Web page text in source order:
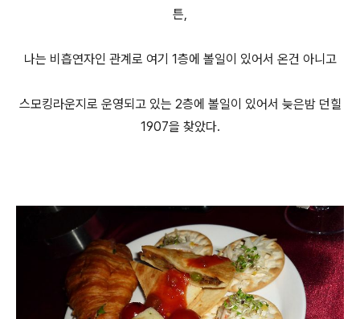
튼,
나는 비흡연자인 관계로 여기 1층에 볼일이 있어서 온건 아니고
스모킹라운지로 운영되고 있는 2층에 볼일이 있어서 늦은밤 던힐
1907을 찾았다.